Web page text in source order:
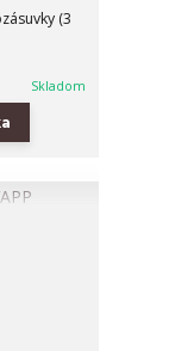
(3
Skladom